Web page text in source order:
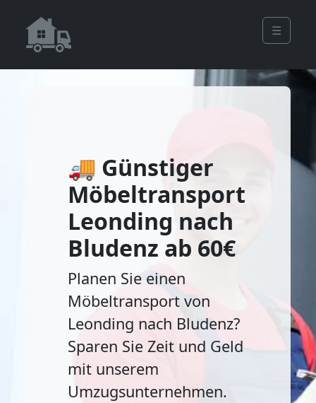
☰
🚚 Günstiger
Möbeltransport
Leonding nach
Bludenz ab 60€
Planen Sie einen
Möbeltransport von
Leonding nach Bludenz?
Sparen Sie Zeit und Geld
mit unserem
Umzugsunternehmen.